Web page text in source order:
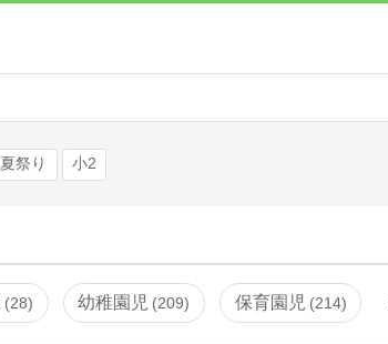
夏祭り 小2
28 幼稚園児 209 保育園児 214